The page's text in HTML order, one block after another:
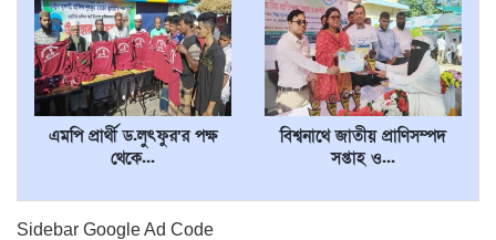
এমপি প্রার্থী ড.লুৎফুর’র পক্ষ
থেকে...
বিশ্বনাথে জাতীয় প্রাণিসম্পদ
সপ্তাহ ও...
Sidebar Google Ad Code